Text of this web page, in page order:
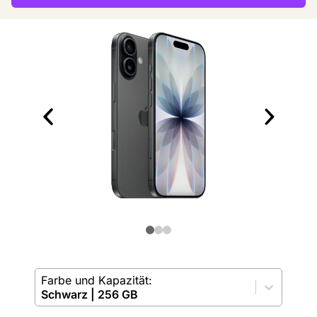
Farbe und Kapazität:
Schwarz
256 GB